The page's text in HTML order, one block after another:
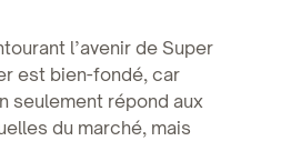
l’avenir de Super
est bien-fondé, car
seulement répond aux
du marché, mais